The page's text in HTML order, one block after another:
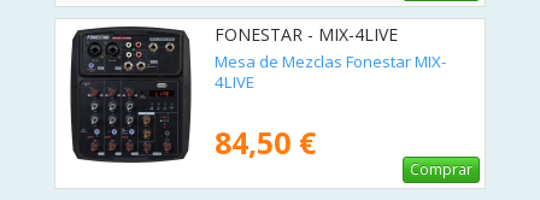
FONESTAR - MIX-4LIVE
Mesa de Mezclas Fonestar MIX-
4LIVE
84,50 €
Comprar